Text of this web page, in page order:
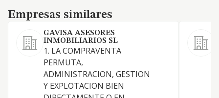
Empresas similares
Empresas similares
GAVISA ASESORES
INMOBILIARIOS SL
1. LA COMPRAVENTA
PERMUTA,
ADMINISTRACION, GESTION
Y EXPLOTACION BIEN